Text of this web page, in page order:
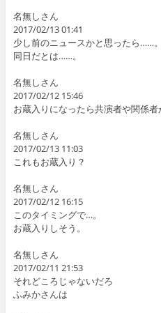
名無しさん
2017/02/13 01:41
少し前のニュースかと思ったら……。
同日だとは……。
名無しさん
2017/02/12 15:46
お蔵入りになったら共演者や関係者
名無しさん
2017/02/13 11:03
これもお蔵入り？
名無しさん
2017/02/12 16:15
このタイミングで…。
お蔵入りしそう。
名無しさん
2017/02/11 21:53
それどころじゃないだろ
ふみかさんは